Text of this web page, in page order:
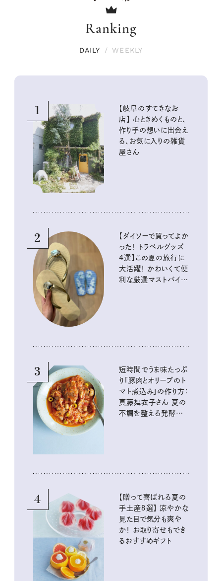
Ranking
DAILY / WEEKLY
1
【岐阜のすてきなお
店】 心ときめくものと、
作り手の想いに出会え
る、お気に入りの雑貨
屋さん
2
【ダイソーで買ってよか
った！ トラベルグッズ
4選】この夏の旅行に
大活躍！ かわいくて便
利な厳選マストバイア
3
短時間でうま味たっぷ
り「豚肉とオリーブのト
マト煮込み」の作り方：
真藤舞衣子さん 夏の
不調を整える発酵レ
4
【贈って喜ばれる夏の
手土産８選】 涼やかな
見た目で気分も爽や
か！ お取り寄せもでき
るおすすめギフト